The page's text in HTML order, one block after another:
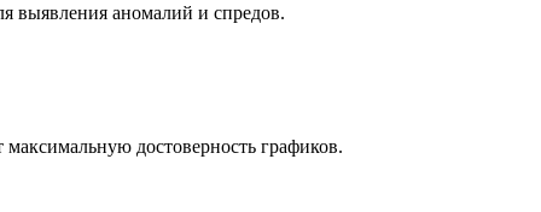
выявления аномалий и спредов.
достоверность графиков.